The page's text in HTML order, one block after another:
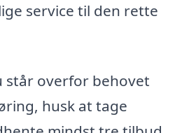
service til den rette
står overfor behovet
husk at tage